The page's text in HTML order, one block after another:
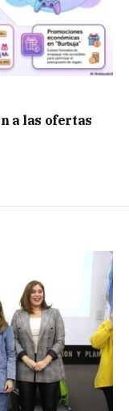
a las ofertas